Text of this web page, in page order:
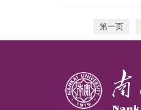
第一页